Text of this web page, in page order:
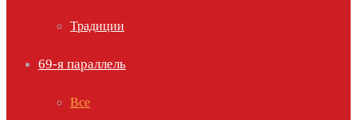
Традиции
69-я параллель
Все